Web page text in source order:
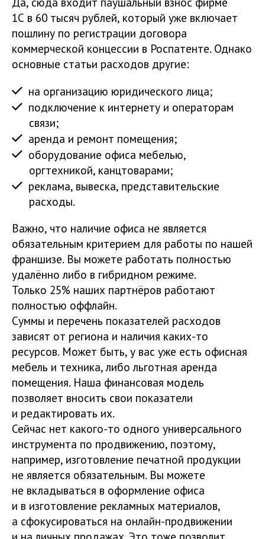
1С в 60 тысяч рублей, который уже включает
пошлину по регистрации договора
коммерческой концессии в Роспатенте. Однако
основные статьи расходов другие:
на организацию юридического лица;
подключение к интернету и операторам
связи;
аренда и ремонт помещения;
оборудование офиса мебелью,
оргтехникой, канцтоварами;
реклама, вывеска, представительские
расходы.
Важно, что наличие офиса не является
обязательным критерием для работы по нашей
франшизе. Вы можете работать полностью
удалённо либо в гибридном режиме.
Только 25% наших партнёров работают
полностью оффлайн.
Суммы и перечень показателей расходов
зависят от региона и наличия каких-то
ресурсов. Может быть, у вас уже есть офисная
мебель и техника, либо льготная аренда
помещения. Наша финансовая модель
позволяет вносить свои показатели
и редактировать их.
Сейчас нет какого-то одного универсального
инструмента по продвижению, поэтому,
например, изготовление печатной продукции
не является обязательным. Вы можете
не вкладываться в оформление офиса
и в изготовление рекламных материалов,
а сфокусироваться на онлайн-продвижении